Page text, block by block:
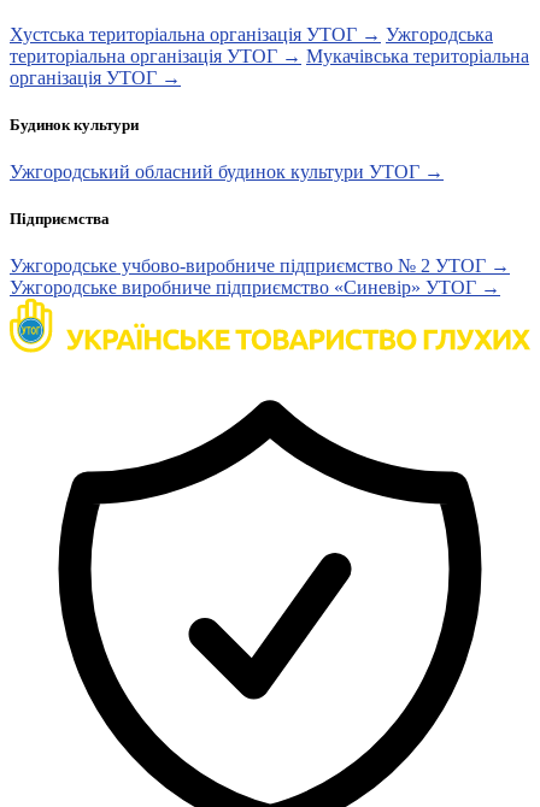
Хустська територіальна організація УТОГ → Ужгородська
територіальна організація УТОГ → Мукачівська територіальна
організація УТОГ →
Будинок культури
Ужгородський обласний будинок культури УТОГ →
Підприємства
Ужгородське учбово-виробниче підприємство № 2 УТОГ →
Ужгородське виробниче підприємство «Синевір» УТОГ →